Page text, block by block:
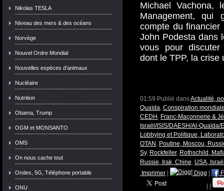
Nikolas TESLA
Niveau des mers & des océans
Norvège
Nouvel Ordre Mondial
Nouvelles espèces d'animaux
Nucléaire
Nutrition
Obama, Trump
OGM et MONSANTO
OMS
On nous cache tout
Ondes, 5G, Téléphone portable
ONU
Michael Vachona,
Management, qui
compte du
John Podesta dans
vous pour discuter
dont le TPP, la crise
01:59 Publié dansActualité,
Quaïda, Conspiration
CEDH , Franc-Maçonnerie &
Israël/ISIS/DAESH/Al-Quaïda/
Lobbying et Politique,
OTAN , Poutine, Moscou,
Sy, Rockfeller, Rothschild,
Russie, Irak, Chine, USA,
Imprimer
Digg